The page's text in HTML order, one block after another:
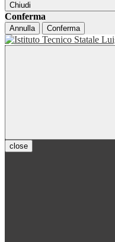
Chiudi
Conferma
Annulla Conferma
close